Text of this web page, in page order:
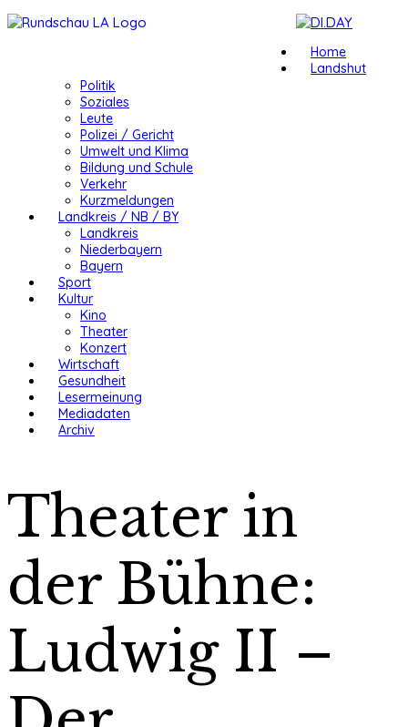
Home
Landshut
Politik
Soziales
Leute
Polizei / Gericht
Umwelt und Klima
Bildung und Schule
Verkehr
Kurzmeldungen
Landkreis / NB / BY
Landkreis
Niederbayern
Bayern
Sport
Kultur
Kino
Theater
Konzert
Wirtschaft
Gesundheit
Lesermeinung
Mediadaten
Archiv
Theater in
der Bühne:
Ludwig II –